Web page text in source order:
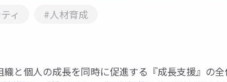
ィ #人材育成
と個人の成長を同時に促進する『成長支援』の